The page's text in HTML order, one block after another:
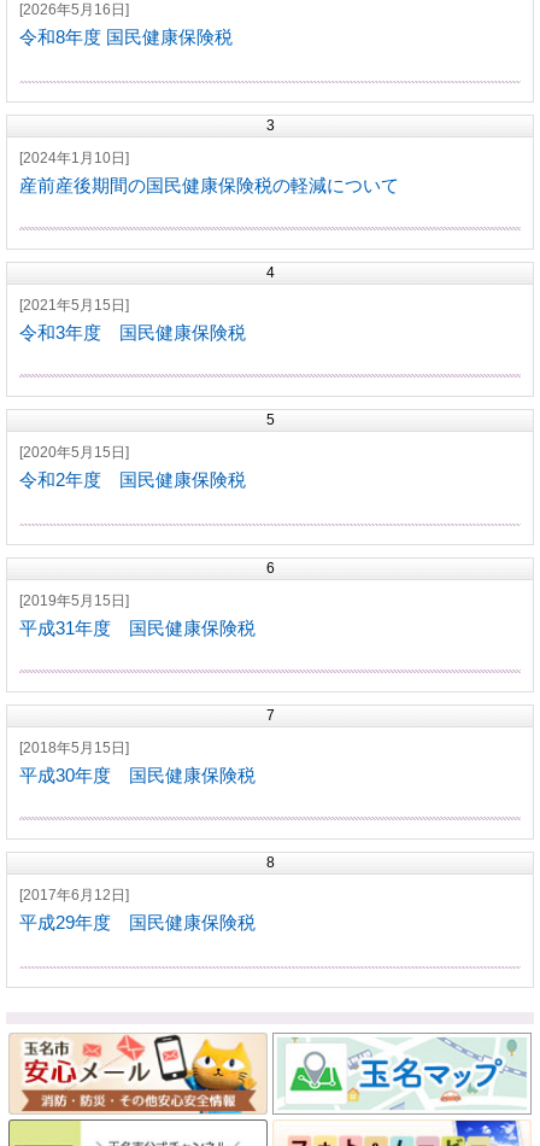
[2026年5月16日]
令和8年度 国民健康保険税
3
[2024年1月10日]
産前産後期間の国民健康保険税の軽減について
4
[2021年5月15日]
令和3年度 国民健康保険税
5
[2020年5月15日]
令和2年度 国民健康保険税
6
[2019年5月15日]
平成31年度 国民健康保険税
7
[2018年5月15日]
平成30年度 国民健康保険税
8
[2017年6月12日]
平成29年度 国民健康保険税